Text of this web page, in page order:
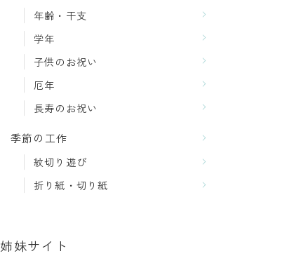
年齢・干支
学年
子供のお祝い
厄年
長寿のお祝い
季節の工作
紋切り遊び
折り紙・切り紙
姉妹サイト